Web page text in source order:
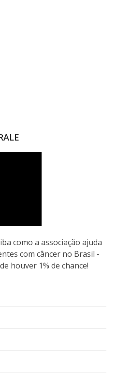
como a associação ajuda
com câncer no Brasil -
houver 1% de chance!